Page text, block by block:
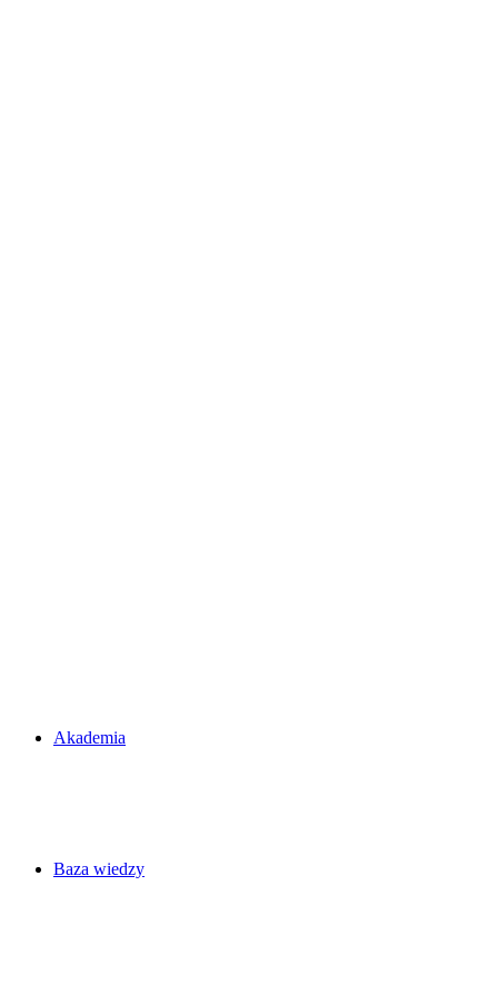
Akademia
Baza wiedzy